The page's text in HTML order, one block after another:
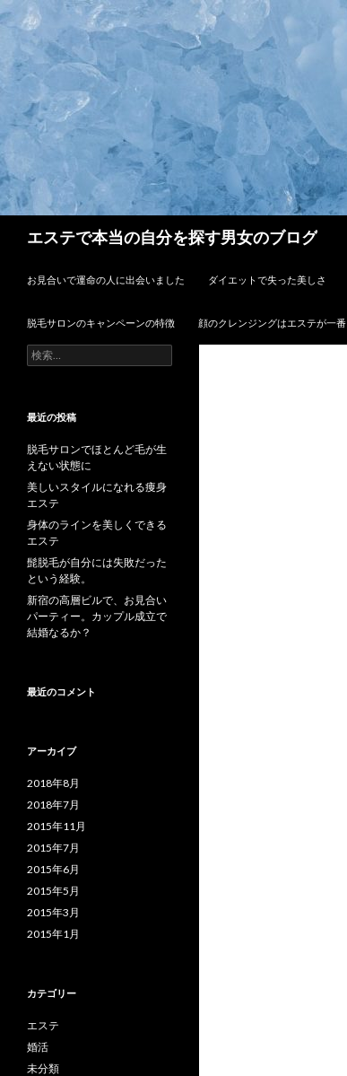
エステで本当の自分を探す男女のブログ
お見合いで運命の人に出会いました
ダイエットで失った美しさ
脱毛サロンのキャンペーンの特徴 顔のクレンジングはエステが一番
検
索:
最近の投稿
脱毛サロンでほとんど毛が生
えない状態に
美しいスタイルになれる痩身
エステ
身体のラインを美しくできる
エステ
髭脱毛が自分には失敗だった
という経験。
新宿の高層ビルで、お見合い
パーティー。カップル成立で
結婚なるか？
最近のコメント
アーカイブ
2018年8月
2018年7月
2015年11月
2015年7月
2015年6月
2015年5月
2015年3月
2015年1月
カテゴリー
エステ
婚活
未分類